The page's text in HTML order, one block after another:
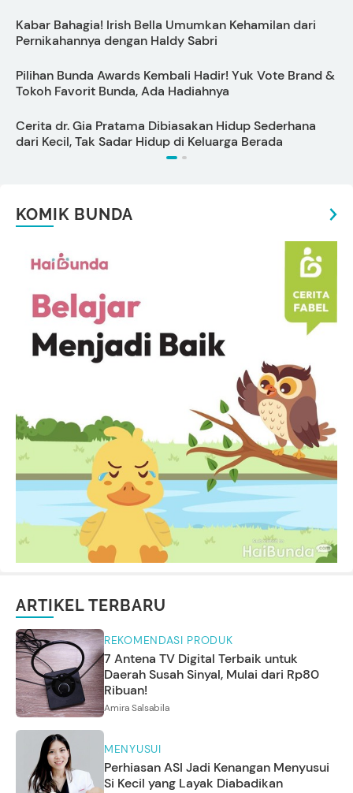
Kabar Bahagia! Irish Bella Umumkan Kehamilan dari
Pernikahannya dengan Haldy Sabri
Pilihan Bunda Awards Kembali Hadir! Yuk Vote Brand &
Tokoh Favorit Bunda, Ada Hadiahnya
Cerita dr. Gia Pratama Dibiasakan Hidup Sederhana
dari Kecil, Tak Sadar Hidup di Keluarga Berada
KOMIK BUNDA
ARTIKEL TERBARU
REKOMENDASI PRODUK
7 Antena TV Digital Terbaik untuk
Daerah Susah Sinyal, Mulai dari Rp80
Ribuan!
Amira Salsabila
MENYUSUI
Perhiasan ASI Jadi Kenangan Menyusui
Si Kecil yang Layak Diabadikan